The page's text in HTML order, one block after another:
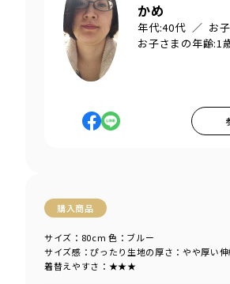
かめ
年代:40代 お
お子さまの年齢:1
購入商品
サイズ感 ：ぴったり生地の厚さ ：やや厚い
着替えやすさ ：★★★
サイズ：80cm 色：ブルー